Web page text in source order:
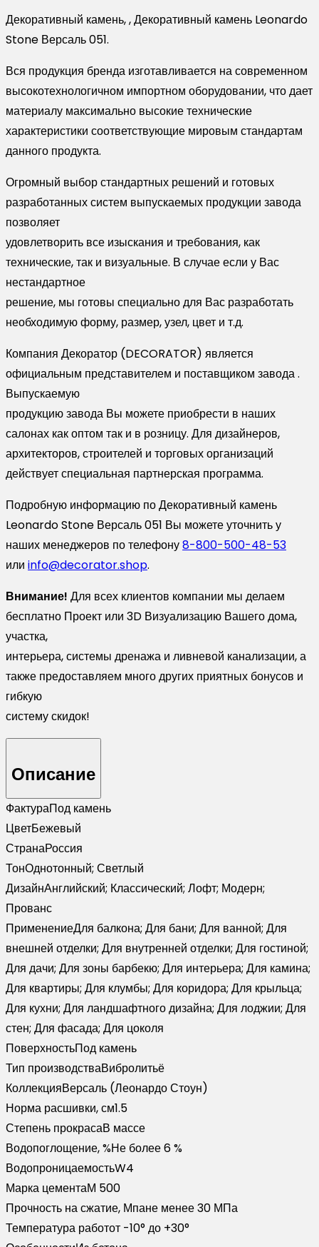
Декоративный камень, , Декоративный камень Leonardo
Stone Версаль 051.
Вся продукция бренда изготавливается на современном
высокотехнологичном импортном оборудовании, что дает
материалу максимально высокие технические
характеристики соответствующие мировым стандартам
данного продукта.
Огромный выбор стандартных решений и готовых
разработанных систем выпускаемых продукции завода
позволяет
удовлетворить все изыскания и требования, как
технические, так и визуальные. В случае если у Вас
нестандартное
решение, мы готовы специально для Вас разработать
необходимую форму, размер, узел, цвет и т.д.
Компания Декоратор (DECORATOR) является
официальным представителем и поставщиком завода .
Выпускаемую
продукцию завода Вы можете приобрести в наших
салонах как оптом так и в розницу. Для дизайнеров,
архитекторов, строителей и торговых организаций
действует специальная партнерская программа.
Подробную информацию по Декоративный камень
Leonardo Stone Версаль 051 Вы можете уточнить у
наших менеджеров по телефону8-800-500-48-53
или info@decorator.shop.
Внимание! Для всех клиентов компании мы делаем
бесплатно Проект или 3D Визуализацию Вашего дома,
участка,
интерьера, системы дренажа и ливневой канализации, а
также предоставляем много других приятных бонусов и
гибкую
систему скидок!
Описание
ФактураПод камень
ЦветБежевый
СтранаРоссия
ТонОднотонный; Светлый
ДизайнАнглийский; Классический; Лофт; Модерн;
Прованс
ПрименениеДля балкона; Для бани; Для ванной; Для
внешней отделки; Для внутренней отделки; Для гостиной;
Для дачи; Для зоны барбекю; Для интерьера; Для камина;
Для квартиры; Для клумбы; Для коридора; Для крыльца;
Для кухни; Для ландшафтного дизайна; Для лоджии; Для
стен; Для фасада; Для цоколя
ПоверхностьПод камень
Тип производстваВибролитьё
КоллекцияВерсаль (Леонардо Стоун)
Норма расшивки, см1.5
Степень прокрасаВ массе
Водопоглощение, %Не более 6 %
ВодопроницаемостьW4
Марка цементаМ 500
Прочность на сжатие, Мпане менее 30 МПа
Температура работот -10° до +30°